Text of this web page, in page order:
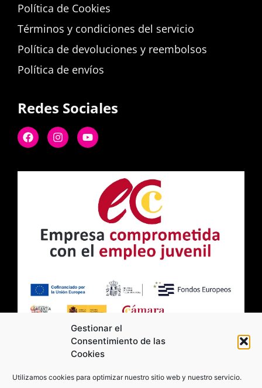
Gestionar el
Consentimiento de las
Cookies
Utilizamos cookies para optimizar nuestro sitio web y nuestro servicio.
Política de Cookies
Términos y condiciones del servicio
Política de devoluciones y reembolsos
Política de envíos
Redes Sociales
2026 Moviltick technologies. Todos los